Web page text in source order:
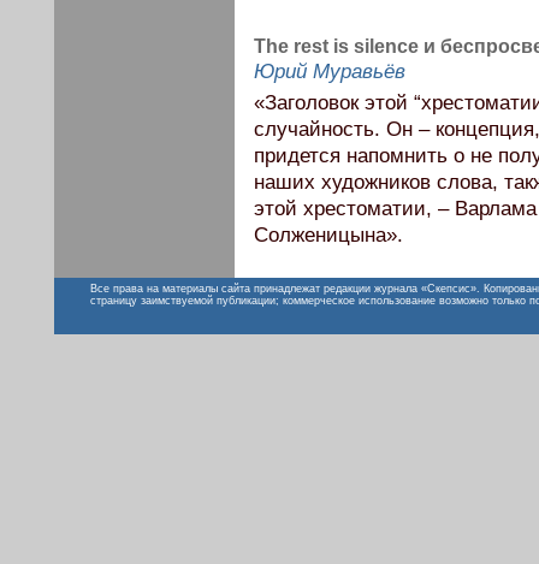
The rest is silence и
Юрий Муравьёв
«Заголовок этой
случайность. Он –
придется напомнить о не
наших художников слова,
этой хрестоматии, –
Солженицына».
Все права на материалы сайта принадлежат редакции журнала «Скепсис».
страницу заимствуемой публикации; коммерческое использование возможно только